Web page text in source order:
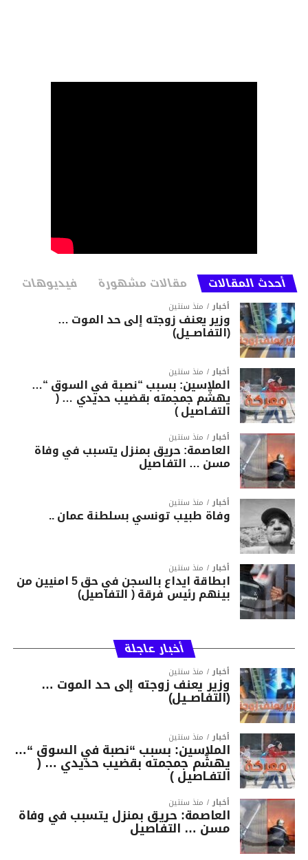
أحدث المقالات مقالات مشهورة فيديوهات
أخبار منذ سنتين
وزير يعنف زوجته إلى حد الموت …
(التفاصــيل)
أخبار منذ سنتين
الملاسين: بسبب “نصبة في السوق “…
يهشّم جمجمته بقضيب حديدي … (
التفـاصيل )
أخبار منذ سنتين
العاصمة: حريق بمنزل يتسبب في وفاة
مسن … التفاصيل
أخبار منذ سنتين
وفاة طبيب تونسي بسلطنة عمان ..
أخبار منذ سنتين
ابطاقة ايداع بالسجن في حق 5 امنيين من
بينهم رئيس فرقة ( التفاصيل)
أخبار عاجلة
أخبار منذ سنتين
وزير يعنف زوجته إلى حد الموت …
(التفاصــيل)
أخبار منذ سنتين
الملاسين: بسبب “نصبة في السوق “…
يهشّم جمجمته بقضيب حديدي … (
التفـاصيل )
أخبار منذ سنتين
العاصمة: حريق بمنزل يتسبب في وفاة
مسن … التفاصيل